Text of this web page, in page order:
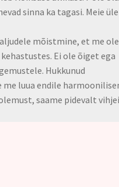
sinna ka tagasi. Meie
mõistmine, et me
Ei ole õiget ega
Hukkunud
luua endile
saame pidevalt